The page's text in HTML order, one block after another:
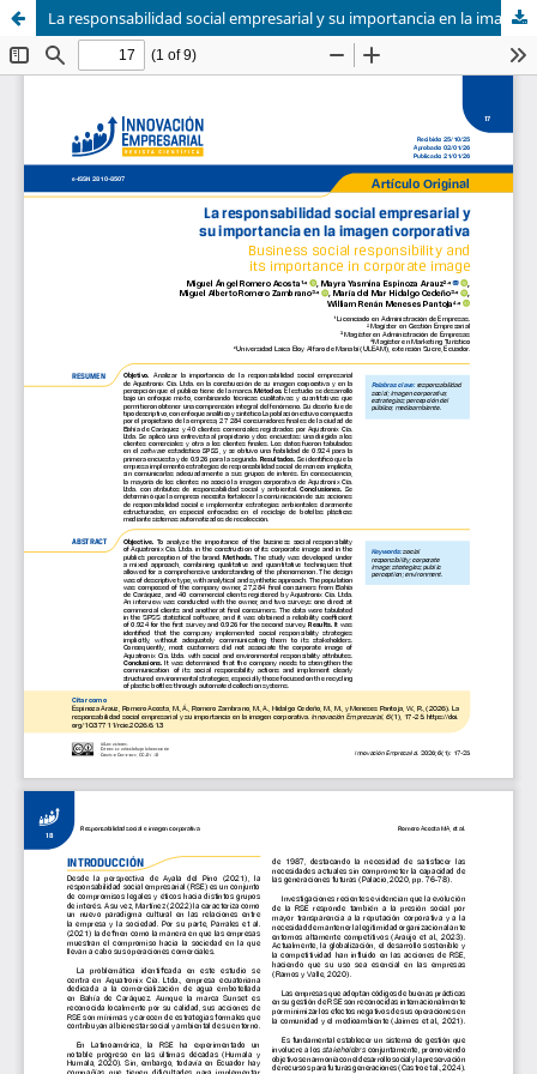
La responsabilidad social empresarial y su importancia en la imagen corporativa